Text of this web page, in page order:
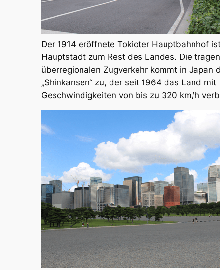
Der 1914 eröffnete Tokioter Hauptbahnhof
Hauptstadt zum Rest des Landes. Die
überregionalen Zugverkehr kommt in Japan
„Shinkansen“ zu, der seit 1964 das Land mit
Geschwindigkeiten von bis zu 320 km/h